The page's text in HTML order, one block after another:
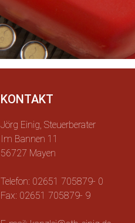
KONTAKT
Jörg Einig, Steuerberater
Im Bannen 11
56727 Mayen
Telefon: 02651 705879- 0
Fax: 02651 705879- 9